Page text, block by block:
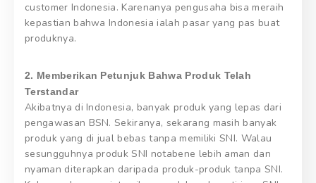
customer Indonesia. Karenanya pengusaha bisa meraih
kepastian bahwa Indonesia ialah pasar yang pas buat
produknya.
2. Memberikan Petunjuk Bahwa Produk Telah
Terstandar
Akibatnya di Indonesia, banyak produk yang lepas dari
pengawasan BSN. Sekiranya, sekarang masih banyak
produk yang di jual bebas tanpa memiliki SNI. Walau
sesungguhnya produk SNI notabene lebih aman dan
nyaman diterapkan daripada produk-produk tanpa SNI.